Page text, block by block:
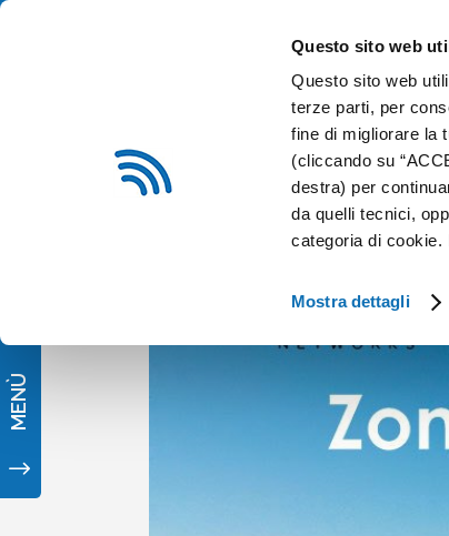
Questo sito web
Questo sito web
terze parti, per
fine di migliorare la
(cliccando su
destra) per
da quelli tecnici,
categoria di cookie.
Mostra dettagli
CHI SIAMO
SITIP
"
MENÙ